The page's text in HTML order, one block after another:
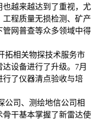
越来越达到了重视，尤
程质量无损检测、矿产
网普查等众多领域中得
相关物探技术服务市
设备进行了升级。7月
行了仪器清点验收与培
司、测绘地信公司相
干基本掌握了新雷达使